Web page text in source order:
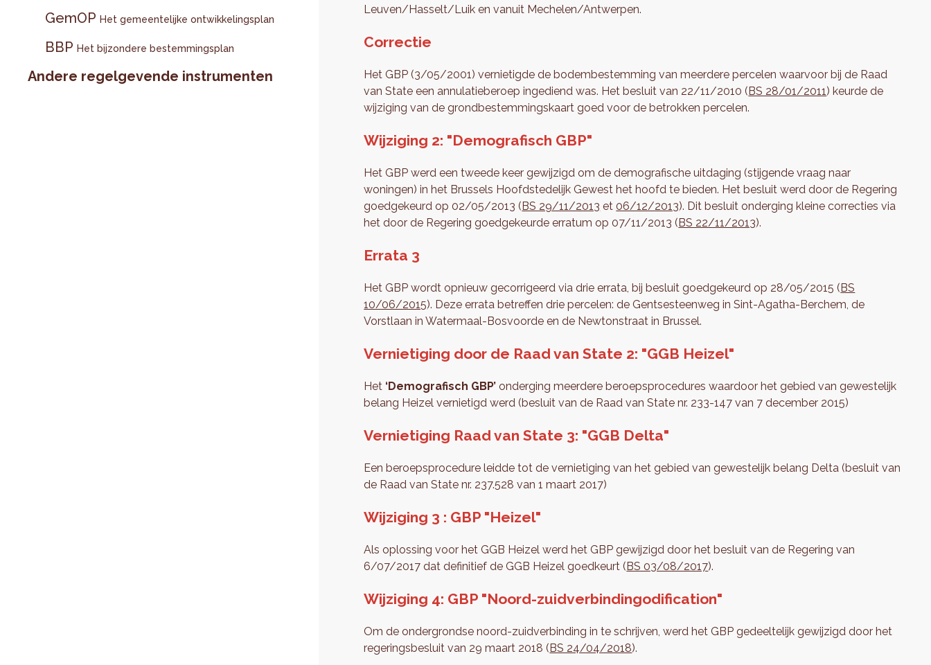
GemOP Het gemeentelijke ontwikkelingsplan
BBP Het bijzondere bestemmingsplan
Andere regelgevende instrumenten
Leuven/Hasselt/Luik en vanuit Mechelen/Antwerpen.
Correctie
Het GBP (3/05/2001) vernietigde de bodembestemming van meerdere percelen waarvoor bij de Raad
van State een annulatieberoep ingediend was. Het besluit van 22/11/2010 (BS 28/01/2011) keurde de
wijziging van de grondbestemmingskaart goed voor de betrokken percelen.
Wijziging 2: "Demografisch GBP"
Het GBP werd een tweede keer gewijzigd om de demografische uitdaging (stijgende vraag naar
woningen) in het Brussels Hoofdstedelijk Gewest het hoofd te bieden. Het besluit werd door de Regering
goedgekeurd op 02/05/2013 (BS 29/11/2013 et 06/12/2013). Dit besluit onderging kleine correcties via
het door de Regering goedgekeurde erratum op 07/11/2013 (BS 22/11/2013).
Errata 3
Het GBP wordt opnieuw gecorrigeerd via drie errata, bij besluit goedgekeurd op 28/05/2015 (BS
10/06/2015). Deze errata betreffen drie percelen: de Gentsesteenweg in Sint-Agatha-Berchem, de
Vorstlaan in Watermaal-Bosvoorde en de Newtonstraat in Brussel.
Vernietiging door de Raad van State 2: "GGB Heizel"
Het ‘Demografisch GBP’ onderging meerdere beroepsprocedures waardoor het gebied van gewestelijk
belang Heizel vernietigd werd (besluit van de Raad van State nr. 233-147 van 7 december 2015)
Vernietiging Raad van State 3: "GGB Delta"
Een beroepsprocedure leidde tot de vernietiging van het gebied van gewestelijk belang Delta (besluit van
de Raad van State nr. 237.528 van 1 maart 2017)
Wijziging 3 : GBP "Heizel"
Als oplossing voor het GGB Heizel werd het GBP gewijzigd door het besluit van de Regering van
6/07/2017 dat definitief de GGB Heizel goedkeurt (BS 03/08/2017).
Wijziging 4: GBP "Noord-zuidverbindingodification"
Om de ondergrondse noord-zuidverbinding in te schrijven, werd het GBP gedeeltelijk gewijzigd door het
regeringsbesluit van 29 maart 2018 (BS 24/04/2018).